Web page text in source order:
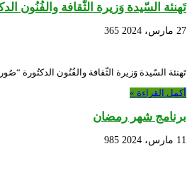
تَهنئة السّيدة وَزيرة الثّقافة والفُنُون
27 مارس، 2024 365
تَهنئة السّيدة وَزيرة الثّقافة والفُنُون الدكتُورة “صُورية
أكمل القراءة »
برنامج شهر رمضان
11 مارس، 2024 985